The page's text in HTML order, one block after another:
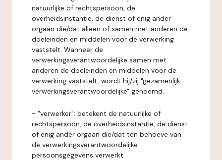
natuurlijke of rechtspersoon, de
overheidsinstantie, de dienst of enig ander
orgaan die/dat alleen of samen met anderen de
doeleinden en middelen voor de verwerking
vaststelt. Wanneer de
verwerkingsverantwoordelijke samen met
anderen de doeleinden en middelen voor de
verwerking vaststelt, wordt hij/zij "gezamenlijk
verwerkingsverantwoordelijke" genoemd.
- "verwerker": betekent de natuurlijke of
rechtspersoon, de overheidsinstantie, de dienst
of enig ander orgaan die/dat ten behoeve van
de verwerkingsverantwoordelijke
persoonsgegevens verwerkt.